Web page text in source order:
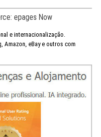
epages Now
e internacionalização.
Amazon, eBay e outros com